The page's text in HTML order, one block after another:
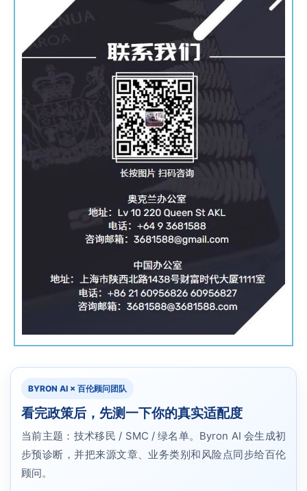
BYRON AI × 百伦顾问团队
看完政策后，先测一下你的真实适配度
当前主题：技术移民 / SMC / 绿名单。Byron AI 会生成初
步预诊断，并把来源文章、业务类别和风险点同步给百伦
顾问。